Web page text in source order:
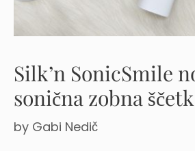
Silk’n SonicSmile
sonična zobna
by Gabi Nedič